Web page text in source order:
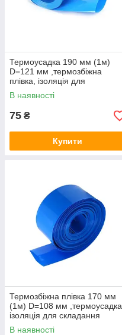
Термоусадка 190 мм (1м)
D=121 мм ,термозбіжна
плівка, ізоляція для
складання акумуляторів
В наявності
75 ₴
Купити
Термозбіжна плівка 170 мм
(1м) D=108 мм ,термоусадка,
ізоляція для складання
акумуляторів
В наявності